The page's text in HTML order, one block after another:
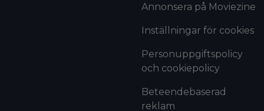
Annonsera på Moviezine
Inställningar för cookies
Personuppgiftspolicy
och cookiepolicy
Beteendebaserad
reklam